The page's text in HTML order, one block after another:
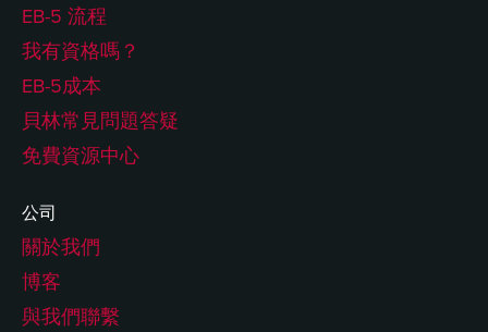
EB-5 流程
我有資格嗎？
EB-5成本
貝林常見問題答疑
免費資源中心
公司
關於我們
博客
與我們聯繫